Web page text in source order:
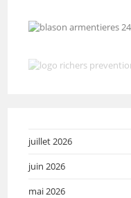
juillet 2026
juin 2026
mai 2026